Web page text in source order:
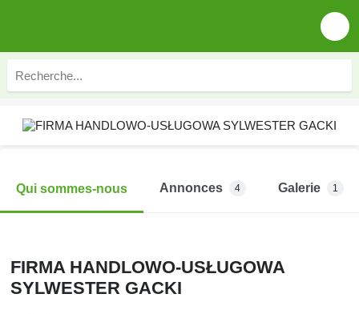
Qui sommes-nous Annonces 4 Galerie 1
FIRMA HANDLOWO-USŁUGOWA
SYLWESTER GACKI